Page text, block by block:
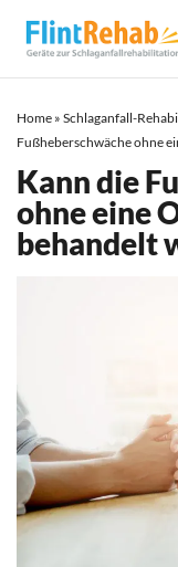
Home » Schlaganfall-
Fußheberschwäche ohne
Kann die
ohne eine
behandelt